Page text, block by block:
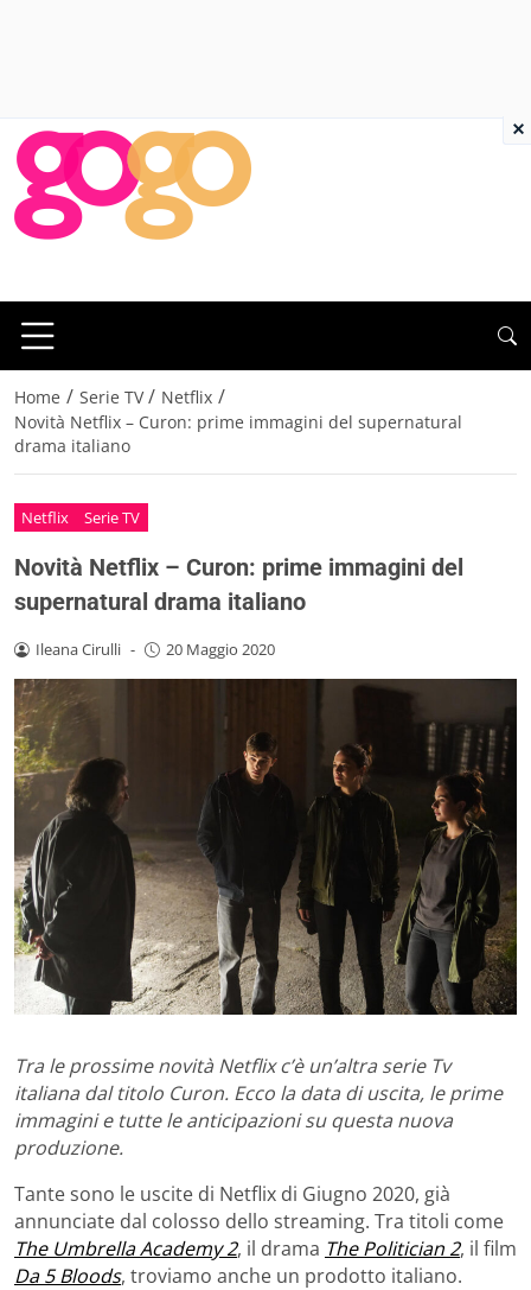
Home / Serie TV / Netflix /
Novità Netflix – Curon: prime immagini del supernatural
drama italiano
Netflix Serie TV
Novità Netflix – Curon: prime immagini del
supernatural drama italiano
Ileana Cirulli - 20 Maggio 2020
Tra le prossime novità Netflix c’è un’altra serie Tv
italiana dal titolo Curon. Ecco la data di uscita, le prime
immagini e tutte le anticipazioni su questa nuova
produzione.
Tante sono le uscite di Netflix di Giugno 2020, già
annunciate dal colosso dello streaming. Tra titoli come
The Umbrella Academy 2, il drama The Politician 2, il film
Da 5 Bloods, troviamo anche un prodotto italiano.
×